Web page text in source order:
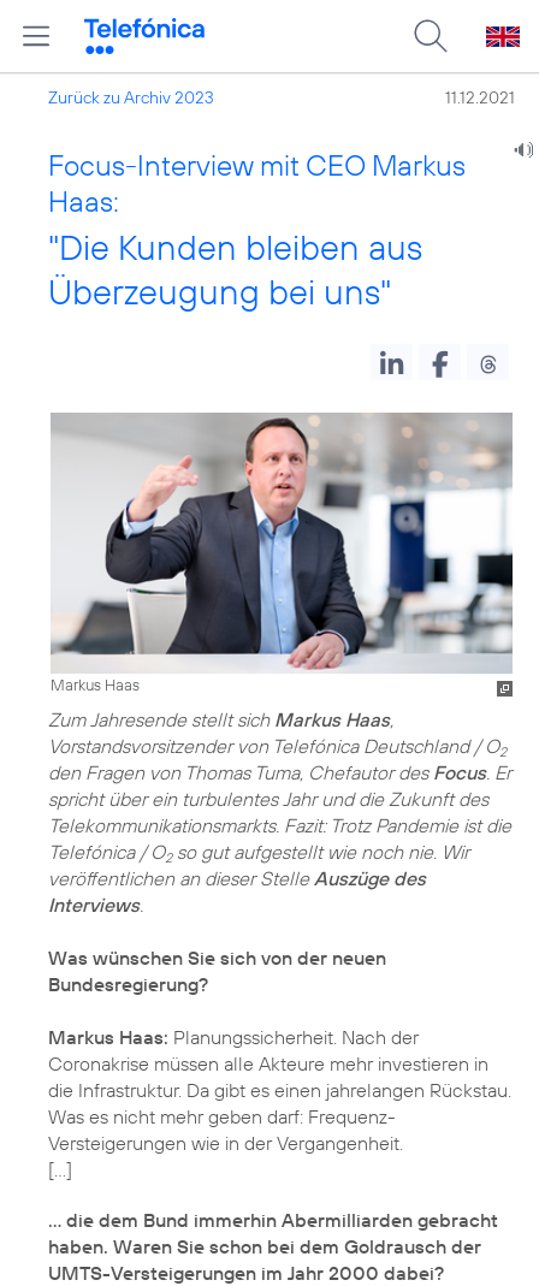
Zurück zu Archiv 2023 11.12.2021
Focus-Interview mit CEO Markus
Haas:
"Die Kunden bleiben aus
Überzeugung bei uns"
Markus Haas
Zum Jahresende stellt sich Markus Haas,
Vorstandsvorsitzender von Telefónica Deutschland / O2
den Fragen von Thomas Tuma, Chefautor des Focus. Er
spricht über ein turbulentes Jahr und die Zukunft des
Telekommunikationsmarkts. Fazit: Trotz Pandemie ist die
Telefónica / O2so gut aufgestellt wie noch nie. Wir
veröffentlichen an dieser StelleAuszüge des
Interviews.
Was wünschen Sie sich von der neuen
Bundesregierung?
Markus Haas: Planungssicherheit. Nach der
Coronakrise müssen alle Akteure mehr investieren in
die Infrastruktur. Da gibt es einen jahrelangen Rückstau.
Was es nicht mehr geben darf: Frequenz-
Versteigerungen wie in der Vergangenheit.
[...]
... die dem Bund immerhin Abermilliarden gebracht
haben. Waren Sie schon bei dem Goldrausch der
UMTS-Versteigerungen im Jahr 2000 dabei?